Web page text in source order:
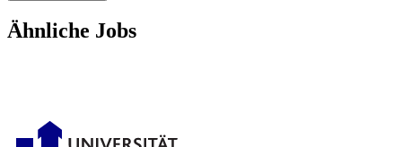
Ähnliche Jobs